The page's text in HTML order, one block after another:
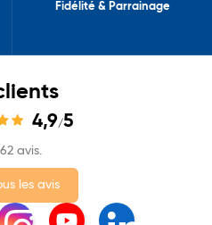
Fidélité & Parrainage
4,9/5
avis.
les avis